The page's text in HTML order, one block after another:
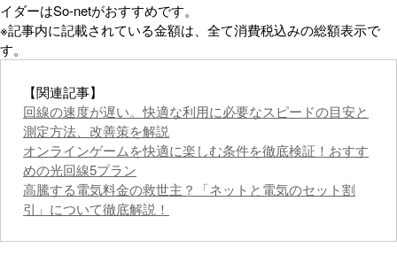
イダーはSo-netがおすすめです。
※記事内に記載されている金額は、全て消費税込みの総額表示で
す。
【関連記事】
回線の速度が遅い。快適な利用に必要なスピードの目安と
測定方法、改善策を解説
オンラインゲームを快適に楽しむ条件を徹底検証！おすす
めの光回線5プラン
高騰する電気料金の救世主？「ネットと電気のセット割
引」について徹底解説！